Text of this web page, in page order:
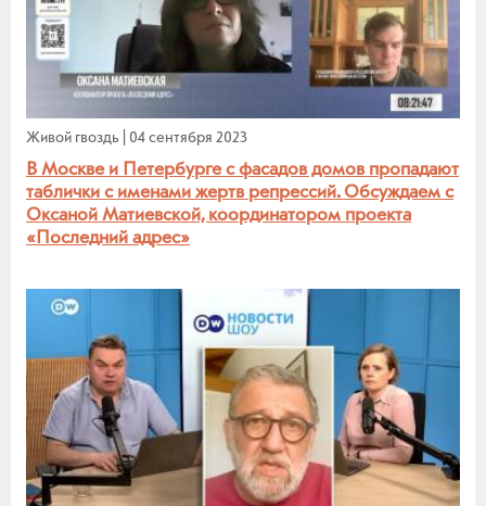
Живой гвоздь 04 сентября 2023
В Москве и Петербурге с фасадов домов пропадают
таблички с именами жертв репрессий. Обсуждаем с
Оксаной Матиевской, координатором проекта
«Последний адрес»